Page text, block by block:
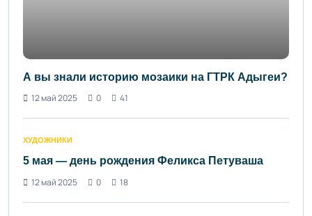
А вы знали историю мозаики на ГТРК Адыгеи?
12 май 2025
0 41
ХУДОЖНИКИ
5 мая — день рождения Феликса Петуваша
12 май 2025
0 18